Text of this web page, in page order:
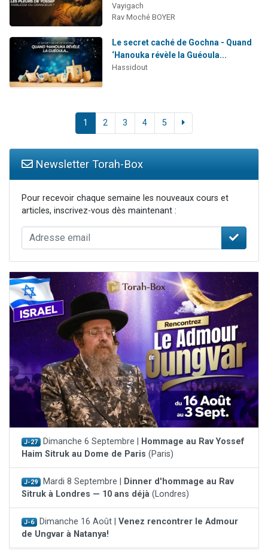
Vayigach
Rav Moché BOYER
Le secret caché de Gochna - Quand
‘Hanouka révèle la Guéoula...
Hassidout
1 2 3 4 5
Newsletter Torah-Box
Pour recevoir chaque semaine les nouveaux cours et
articles, inscrivez-vous dès maintenant :
J-27 Dimanche 6 Septembre |
Hommage au Rav Yossef
Haim Sitruk au Dome de Paris (Paris)
J-29 Mardi 8 Septembre |
Dinner d'hommage au Rav
Sitruk à Londres — 10 ans déjà (Londres)
J-6 Dimanche 16 Août | Venez rencontrer le Admour
de Ungvar à Natanya!